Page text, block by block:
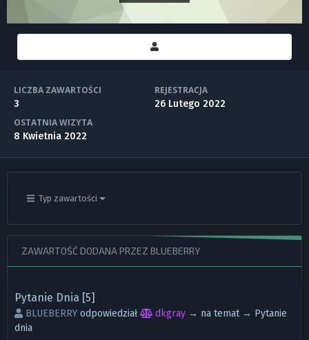
LICZBA ZAWARTOŚCI
3
REJESTRACJA
26 Lutego 2022
OSTATNIA WIZYTA
8 Kwietnia 2022
Typ zawartości
ZAWARTOŚĆ DODANA PRZEZ BLUEBERRY
Pytanie Dnia [5]
BLUEBERRY odpowiedział dkgray→ na temat → Pytanie
dnia